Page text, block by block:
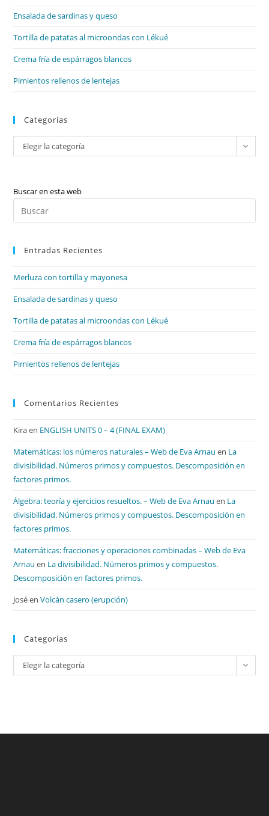
Ensalada de sardinas y queso
Tortilla de patatas al microondas con Lékué
Crema fría de espárragos blancos
Pimientos rellenos de lentejas
Categorías
Categorías
Elegir la categoría
Buscar en esta web
Entradas Recientes
Merluza con tortilla y mayonesa
Ensalada de sardinas y queso
Tortilla de patatas al microondas con Lékué
Crema fría de espárragos blancos
Pimientos rellenos de lentejas
Comentarios Recientes
Kiraen ENGLISH UNITS 0 – 4 (FINAL EXAM)
Matemáticas: los números naturales – Web de Eva Arnau en La
divisibilidad. Números primos y compuestos. Descomposición en
factores primos.
Álgebra: teoría y ejercicios resueltos. – Web de Eva Arnau en La
divisibilidad. Números primos y compuestos. Descomposición en
factores primos.
Matemáticas: fracciones y operaciones combinadas – Web de Eva
Arnau en La divisibilidad. Números primos y compuestos.
Descomposición en factores primos.
JoséenVolcán casero (erupción)
Categorías
Categorías
Elegir la categoría